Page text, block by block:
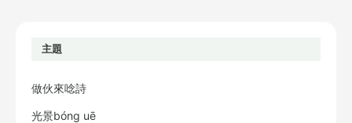
主題
做伙來唸詩
光景bóng uē